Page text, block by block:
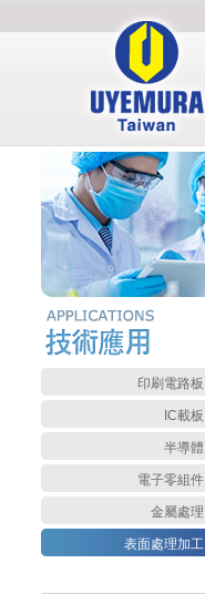
印刷電路板
IC載板
半導體
電子零組件
金屬處理
表面處理加工